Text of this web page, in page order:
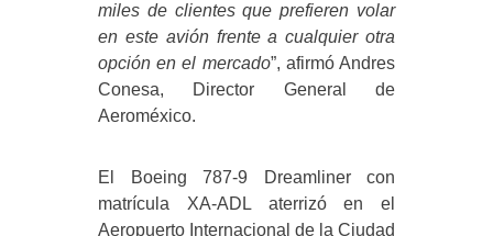
miles de clientes que prefieren volar
en este avión frente a cualquier otra
opción en el mercado”, afirmó Andres
Conesa, Director General de
Aeroméxico.
El Boeing 787-9 Dreamliner con
matrícula XA-ADL aterrizó en el
Aeropuerto Internacional de la Ciudad